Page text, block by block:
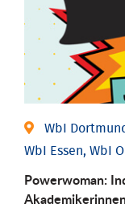
WbI
WbI Essen, WbI
Powerwoman: